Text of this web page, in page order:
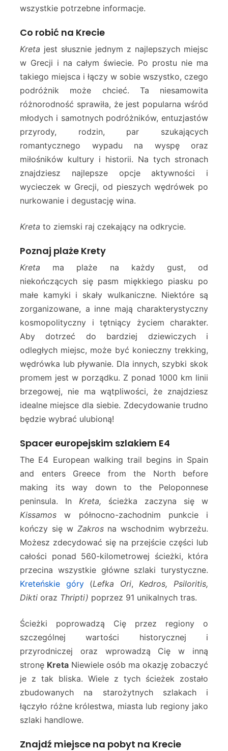
wszystkie potrzebne informacje.
Co robić na Krecie
Kreta jest słusznie jednym z najlepszych miejsc
w Grecji i na całym świecie. Po prostu nie ma
takiego miejsca i łączy w sobie wszystko, czego
podróżnik może chcieć. Ta niesamowita
różnorodność sprawiła, że jest popularna wśród
młodych i samotnych podróżników, entuzjastów
przyrody, rodzin, par szukających
romantycznego wypadu na wyspę oraz
miłośników kultury i historii. Na tych stronach
znajdziesz najlepsze opcje aktywności i
wycieczek w Grecji, od pieszych wędrówek po
nurkowanie i degustację wina.
Kreta to ziemski raj czekający na odkrycie.
Poznaj plaże Krety
Kreta ma plaże na każdy gust, od
niekończących się pasm miękkiego piasku po
małe kamyki i skały wulkaniczne. Niektóre są
zorganizowane, a inne mają charakterystyczny
kosmopolityczny i tętniący życiem charakter.
Aby dotrzeć do bardziej dziewiczych i
odległych miejsc, może być konieczny trekking,
wędrówka lub pływanie. Dla innych, szybki skok
promem jest w porządku. Z ponad 1000 km linii
brzegowej, nie ma wątpliwości, że znajdziesz
idealne miejsce dla siebie. Zdecydowanie trudno
będzie wybrać ulubioną!
Spacer europejskim szlakiem E4
The Ε4 European walking trail begins in Spain
and enters Greece from the North before
making its way down to the Peloponnese
peninsula. In Kreta, ścieżka zaczyna się w
Kissamos w północno-zachodnim punkcie i
kończy się w Zakrosna wschodnim wybrzeżu.
Możesz zdecydować się na przejście części lub
całości ponad 560-kilometrowej ścieżki, która
przecina wszystkie główne szlaki turystyczne.
Kreteńskie góry(Lefka Ori,Kedros, Psiloritis,
Dikti oraz Thripti) poprzez 91 unikalnych tras.
Ścieżki poprowadzą Cię przez regiony o
szczególnej wartości historycznej i
przyrodniczej oraz wprowadzą Cię w inną
stronę Kreta Niewiele osób ma okazję zobaczyć
je z tak bliska. Wiele z tych ścieżek zostało
zbudowanych na starożytnych szlakach i
łączyło różne królestwa, miasta lub regiony jako
szlaki handlowe.
Znajdź miejsce na pobyt na Krecie